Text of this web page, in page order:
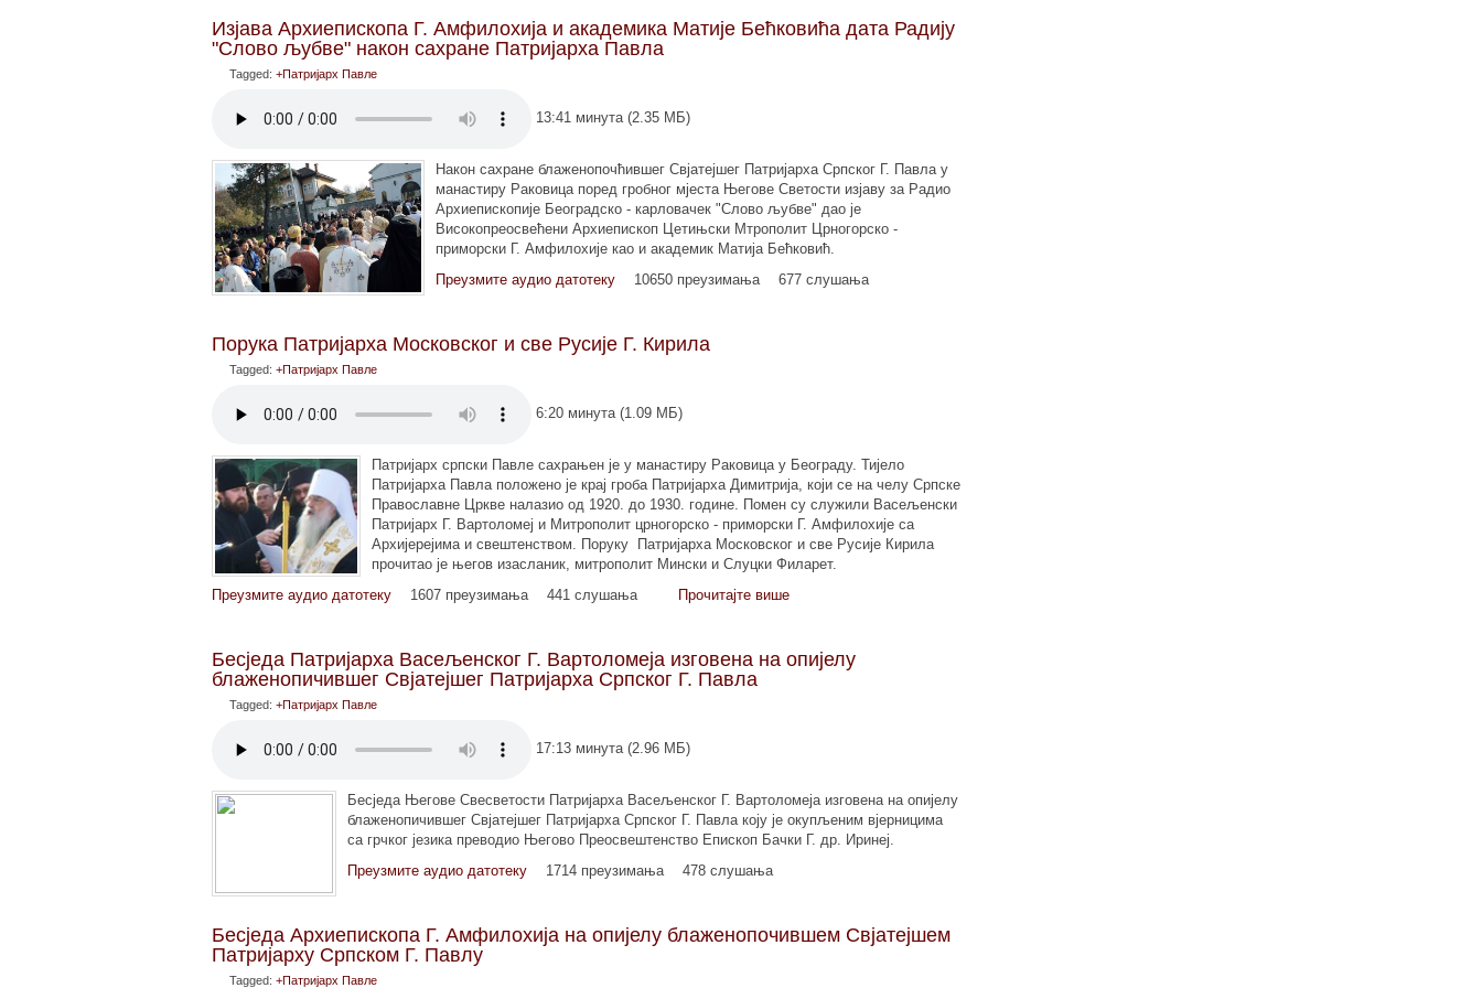
Изјава Архиепископа Г. Амфилохија и академика Матије Бећковића дата Радију
"Слово љубве" након сахране Патријарха Павла
Tagged: +Патријарх Павле
13:41 минута (2.35 МБ)
Након сахране блаженопочћившег Свјатејшег Патријарха Српског Г. Павла у
манастиру Раковица поред гробног мјеста Његове Светости изјаву за Радио
Архиепископије Београдско - карловачек "Слово љубве" дао је
Високопреосвећени Архиепископ Цетињски Мтрополит Црногорско -
приморски Г. Амфилохије као и академик Матија Бећковић.
Преузмите аудио датотеку
10650 преузимања 677 слушања
Порука Патријарха Московског и све Русије Г. Кирила
Tagged: +Патријарх Павле
6:20 минута (1.09 МБ)
Патријарх српски Павле сахрањен је у манастиру Раковица у Београду. Тијело
Патријарха Павла положено је крај гроба Патријарха Димитрија, који се на челу Српске
Православне Цркве налазио од 1920. до 1930. године. Помен су служили Васељенски
Патријарх Г. Вартоломеј и Митрополит црногорско - приморски Г. Амфилохије са
Архијерејима и свештенством. Поруку Патријарха Московског и све Русије Кирила
прочитао је његов изасланик, митрополит Мински и Слуцки Филарет.
Преузмите аудио датотеку
1607 преузимања 441 слушања Прочитајте више
Бесједа Патријарха Васељенског Г. Вартоломеја изговена на опијелу
блаженопичившег Свјатејшег Патријарха Српског Г. Павла
Tagged: +Патријарх Павле
17:13 минута (2.96 МБ)
Бесједа Његове Свесветости Патријарха Васељенског Г. Вартоломеја изговена на опијелу
блаженопичившег Свјатејшег Патријарха Српског Г. Павла коју је окупљеним вјерницима
са грчког језика преводио Његово Преосвештенство Епископ Бачки Г. др. Иринеј.
Преузмите аудио датотеку
1714 преузимања 478 слушања
Бесједа Архиепископа Г. Амфилохија на опијелу блаженопочившем Свјатејшем
Патријарху Српском Г. Павлу
Tagged: +Патријарх Павле